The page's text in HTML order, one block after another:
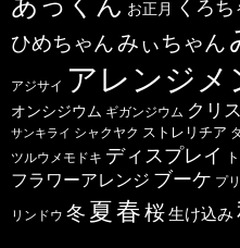
お正月 くろ
ひめちゃんみぃちゃん
アジサイ アレンジメ
オンシジウム ギガンジウム クリ
サンキライ シャクヤク ストレリチア
ツルウメモドキ ディスプレイ
フラワーアレンジ ブーケ プ
リンドウ 冬 夏春桜生け込み